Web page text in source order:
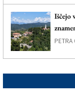
Iščejo
PETRA